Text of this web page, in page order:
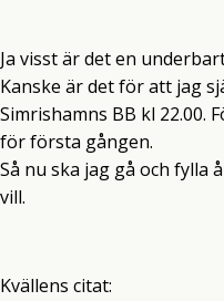
Ja visst är det en
Kanske är det för att jag
Simrishamns BB kl 22.00.
för första gången.
Så nu ska jag gå och fylla
vill.
Kvällens citat: